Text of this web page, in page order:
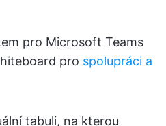
pro Microsoft Teams
pro spolupráci a
tabuli, na kterou